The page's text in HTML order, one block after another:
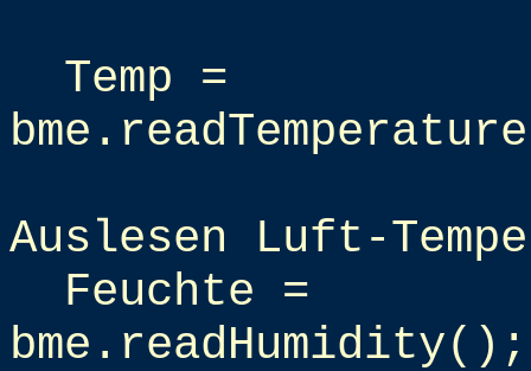
Temp =
Auslesen Luft-
Feuchte =
bme.readHumidity();